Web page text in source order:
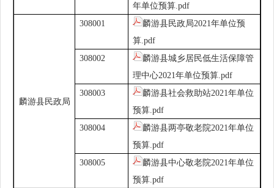
年单位预算.pdf
麟游县民政局
308001
麟游县民政局2021年单位预
算.pdf
308002
麟游县城乡居民低生活保障管
理中心2021年单位预算.pdf
308003
麟游县社会救助站2021年单位
预算.pdf
308004
麟游县两亭敬老院2021年单位
预算.pdf
308005
麟游县中心敬老院2021年单位
预算.pdf